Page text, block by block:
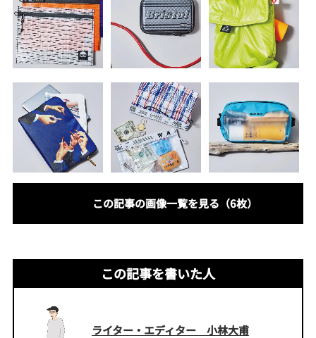
この記事の画像一覧を見る（6枚）
この記事を書いた人
ライター・エディター 小林大甫